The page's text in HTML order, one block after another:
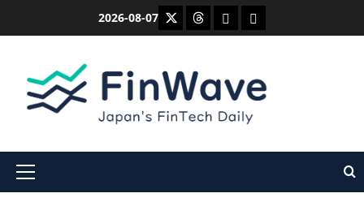
2026-08-07 X ThreadsBlueskyMastodon
メ